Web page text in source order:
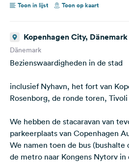
Toon in lijst Toon op kaart
Kopenhagen City, Dänemark
Dänemark
Bezienswaardigheden in de stad
inclusief Nyhavn, het fort van
Rosenborg, de ronde toren,
We hebben de stacaravan van
parkeerplaats van Copenhagen
We namen toen de bus (bushalte
de metro naar Kongens Nytorv in